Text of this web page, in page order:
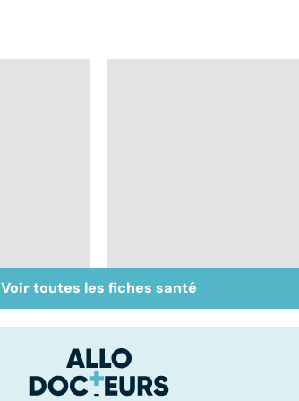
Gynéco : un suivi
pour la vie
Voir toutes les fiches santé